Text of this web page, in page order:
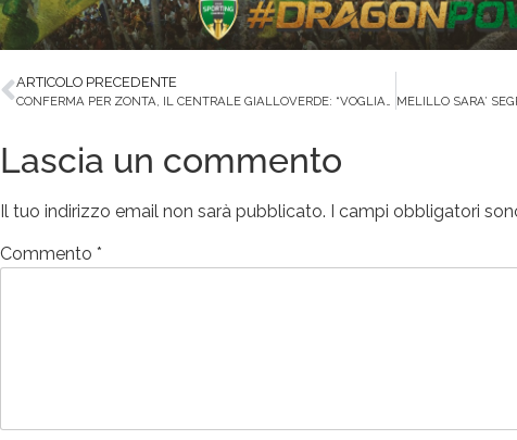
ARTICOLO PRECEDENTE
CONFERMA PER ZONTA, IL CENTRALE GIALLOVERDE: “VOGLIAMO DIRE LA NOSTRA”
Lascia un commento
Il tuo indirizzo email non sarà pubblicato. I campi obbligatori
Commento *